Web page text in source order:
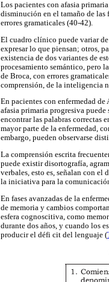
Los pacientes con afasia
disminución en el tamaño de
errores gramaticales (40-42).
El cuadro clínico puede variar
expresar lo que piensan; otros,
existencia de dos variantes de
procesamiento semántico, pero
de Broca, con errores
comprensión, de la inteligencia
En pacientes con enfermedad
afasia primaria progresiva
encontrar las palabras correctas
mayor parte de la enfermedad,
embargo, pueden observarse
La comprensión escrita
puede existir disortografía,
verbales, esto es, señalan con el
la iniciativa para la
En fases avanzadas de la
de memoria y cambios
esfera cognoscitiva, como
durante dos años, y cuando los
producir el défi cit del lenguaje (